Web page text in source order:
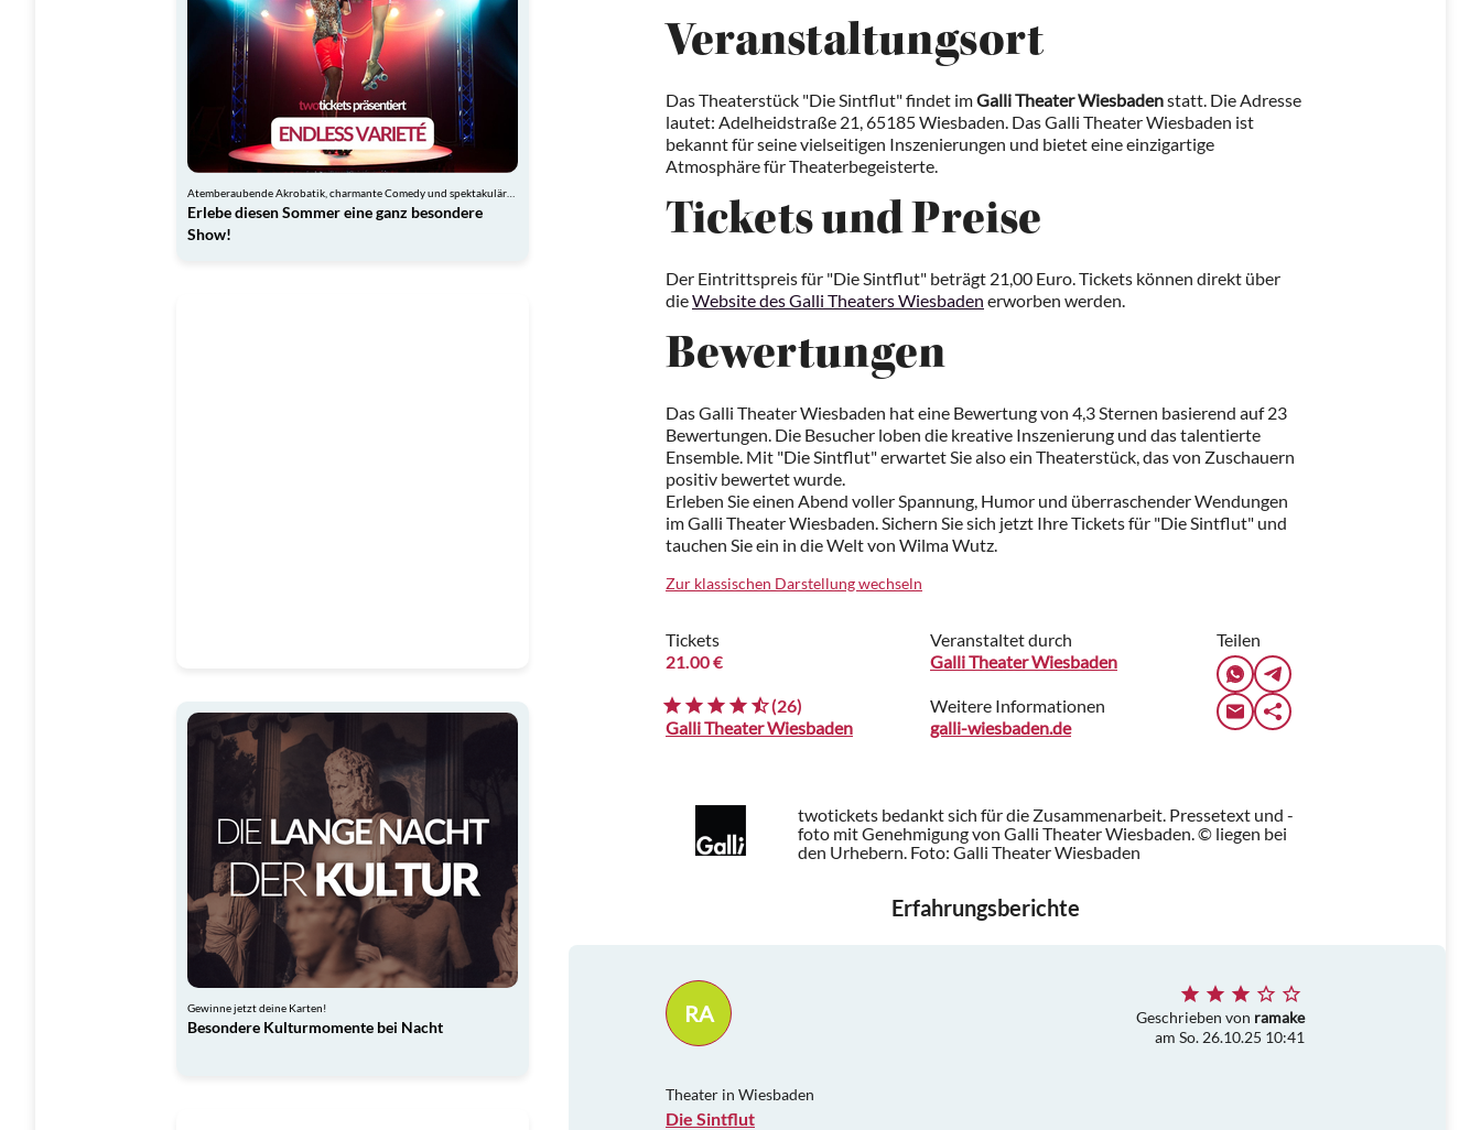
Erlebe diesen Sommer eine ganz besondere
Show!
Gewinne jetzt deine Karten!
Besondere Kulturmomente bei Nacht
Veranstaltungsort
Das Theaterstück "Die Sintflut" findet imGalli Theater Wiesbadenstatt. Die Adresse
lautet: Adelheidstraße 21, 65185 Wiesbaden. Das Galli Theater Wiesbaden ist
bekannt für seine vielseitigen Inszenierungen und bietet eine einzigartige
Atmosphäre für Theaterbegeisterte.
Tickets und Preise
Der Eintrittspreis für "Die Sintflut" beträgt 21,00 Euro. Tickets können direkt über
dieWebsite des Galli Theaters Wiesbaden erworben werden.
Bewertungen
Das Galli Theater Wiesbaden hat eine Bewertung von 4,3 Sternen basierend auf 23
Bewertungen. Die Besucher loben die kreative Inszenierung und das talentierte
Ensemble. Mit "Die Sintflut" erwartet Sie also ein Theaterstück, das von Zuschauern
positiv bewertet wurde.
Erleben Sie einen Abend voller Spannung, Humor und überraschender Wendungen
im Galli Theater Wiesbaden. Sichern Sie sich jetzt Ihre Tickets für "Die Sintflut" und
tauchen Sie ein in die Welt von Wilma Wutz.
Zur klassischen Darstellung wechseln
Tickets
21.00 €
(26)
Galli Theater Wiesbaden
Veranstaltet durch
Galli Theater Wiesbaden
Weitere Informationen
galli-wiesbaden.de
Teilen
twotickets bedankt sich für die Zusammenarbeit. Pressetext und -
foto mit Genehmigung von Galli Theater Wiesbaden. © liegen bei
den Urhebern. Foto: Galli Theater Wiesbaden
Erfahrungsberichte
RA Geschrieben von ramake
am So. 26.10.25 10:41
Theater in Wiesbaden
Die Sintflut